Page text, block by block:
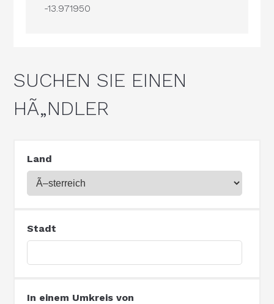
-13.971950
SUCHEN SIE EINEN
HÃ„NDLER
Land
Stadt
In einem Umkreis von